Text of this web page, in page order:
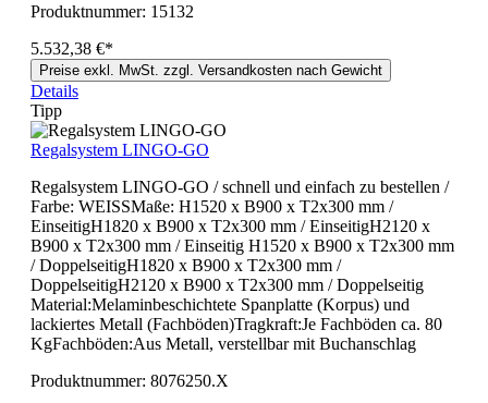
Produktnummer: 15132
5.532,38 €*
Preise exkl. MwSt. zzgl. Versandkosten nach Gewicht
Details
Tipp
Regalsystem LINGO-GO
Regalsystem LINGO-GO / schnell und einfach zu bestellen /
Farbe: WEISSMaße: H1520 x B900 x T2x300 mm /
EinseitigH1820 x B900 x T2x300 mm / EinseitigH2120 x
B900 x T2x300 mm / Einseitig H1520 x B900 x T2x300 mm
/ DoppelseitigH1820 x B900 x T2x300 mm /
DoppelseitigH2120 x B900 x T2x300 mm / Doppelseitig
Material:Melaminbeschichtete Spanplatte (Korpus) und
lackiertes Metall (Fachböden)Tragkraft:Je Fachböden ca. 80
KgFachböden:Aus Metall, verstellbar mit Buchanschlag
Produktnummer: 8076250.X